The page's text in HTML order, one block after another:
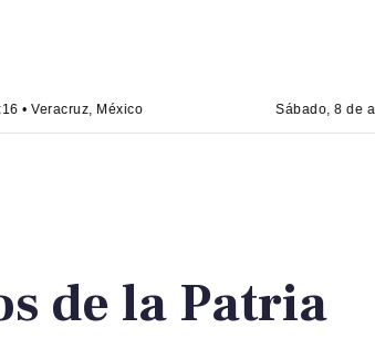
• Veracruz, México Sábado, 8 de
de la Patria